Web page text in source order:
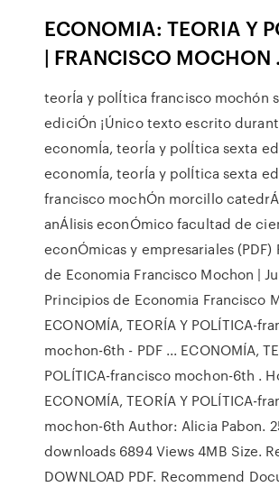
ECONOMIA: TEORIA Y
| FRANCISCO MOCHON
teorÍa y polÍtica francisco mochón
ediciÓn ¡Único texto escrito
economÍa, teorÍa y polÍtica sexta
economÍa, teorÍa y polÍtica sexta
francisco mochÓn morcillo
anÁlisis econÓmico facultad de
econÓmicas y empresariales (PDF)
de Economia Francisco Mochon |
Principios de Economia Francisco
ECONOMÍA, TEORÍA Y POLÍTICA-
mochon-6th - PDF ... ECONOMÍA,
POLÍTICA-francisco mochon-6th .
ECONOMÍA, TEORÍA Y POLÍTICA-
mochon-6th Author: Alicia Pabon.
downloads 6894 Views 4MB Size.
DOWNLOAD PDF. Recommend